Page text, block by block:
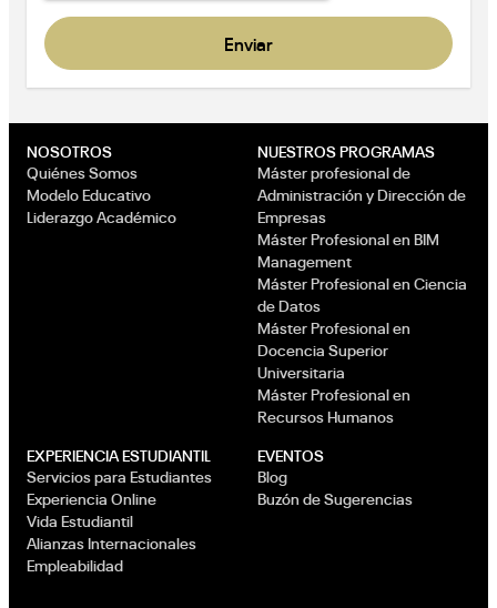
NOSOTROS
Quiénes Somos
Modelo Educativo
Liderazgo Académico
NUESTROS PROGRAMAS
Máster profesional de
Administración y Dirección de
Empresas
Máster Profesional en BIM
Management
Máster Profesional en Ciencia
de Datos
Máster Profesional en
Docencia Superior
Universitaria
Máster Profesional en
Recursos Humanos
EXPERIENCIA ESTUDIANTIL
Servicios para Estudiantes
Experiencia Online
Vida Estudiantil
Alianzas Internacionales
Empleabilidad
EVENTOS
Blog
Buzón de Sugerencias